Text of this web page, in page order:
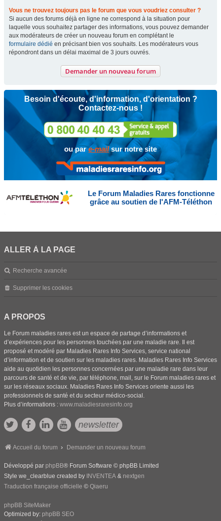
Vous ne trouvez toujours pas le forum que vous voudriez consulter ?
Si aucun des forums déjà en ligne ne correspond à la situation pour
laquelle vous souhaitez partager des informations, vous pouvez demander
aux modérateurs de créer un nouveau forum en complétant le
formulaire dédié en précisant bien vos souhaits. Les modérateurs vous
répondront dans un délai maximal de 3 jours ouvrés.
Demander un nouveau forum
Besoin d'écoute, d'information, d'orientation ?
Contactez-nous !
ou pare-mailsur notre site
Le Forum Maladies Rares fonctionne
grâce au soutien de l'AFM-Téléthon
ALLER À LA PAGE
Recherche avancée
Supprimer les cookies
A PROPOS
Le Forum maladies rares est un espace de partage d’informations et
d’expériences pour les personnes touchées par une maladie rare. Il est
proposé et modéré par Maladies Rares Info Services, service national
d’information et de soutien sur les maladies rares. Maladies Rares Info Services
aide au quotidien les personnes concernées par une maladie rare dans leur
parcours de santé et de vie, par téléphone, mail, sur le Forum maladies rares et
sur les réseaux sociaux. Maladies Rares Info Services oriente aussi les
professionnels de santé et du secteur médico-social.
Plus d’informations : www.maladiesraresinfo.org
newsletter
Accueil du forum Demander un nouveau forum
Développé par phpBB® Forum Software © phpBB Limited
Style we_clearblue created by INVENTEA & nextgen
Traduction française officielle © Qiaeru
phpBB SiteMaker
Optimized by: phpBB SEO